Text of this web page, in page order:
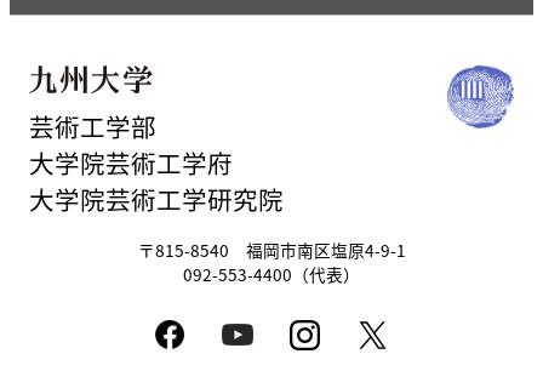
芸術工学部
大学院芸術工学府
大学院芸術工学研究院
〒815-8540 福岡市南区塩原4-9-1
092-553-4400（代表）